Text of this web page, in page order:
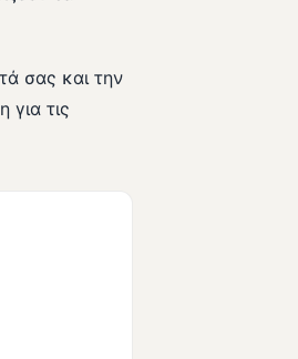
σας και την
τις